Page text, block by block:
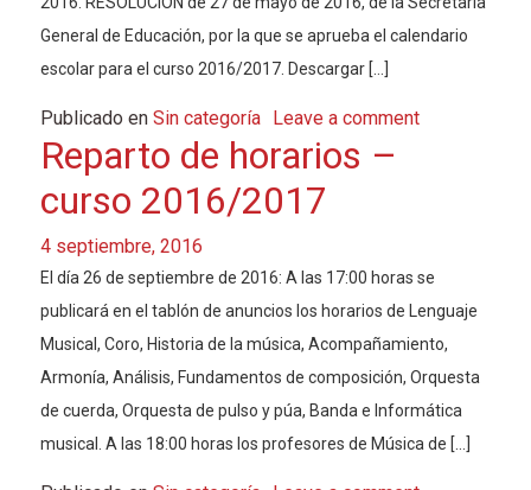
General de Educación, por la que se aprueba el calendario
escolar para el curso 2016/2017. Descargar […]
Publicado en Sin categoría Leave a comment
Reparto de horarios –
curso 2016/2017
4 septiembre, 2016
El día 26 de septiembre de 2016: A las 17:00 horas se
publicará en el tablón de anuncios los horarios de Lenguaje
Musical, Coro, Historia de la música, Acompañamiento,
Armonía, Análisis, Fundamentos de composición, Orquesta
de cuerda, Orquesta de pulso y púa, Banda e Informática
musical. A las 18:00 horas los profesores de Música de […]